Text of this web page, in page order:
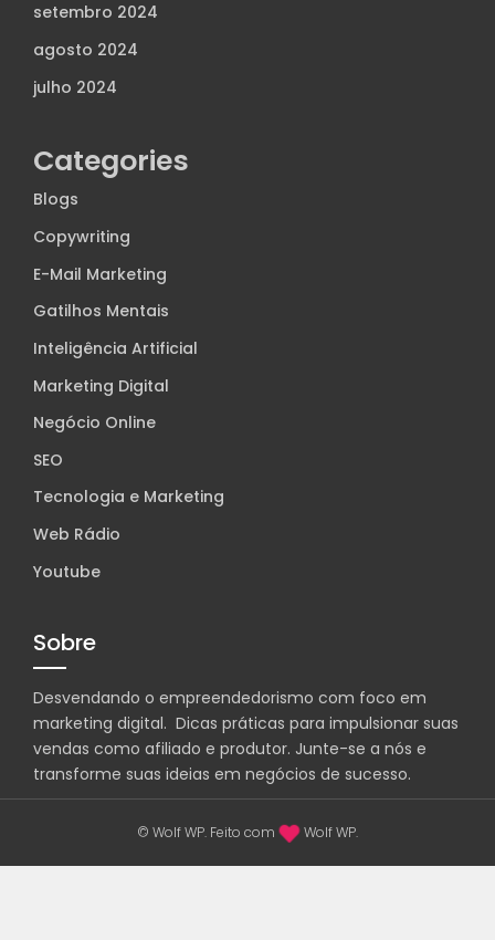
setembro 2024
agosto 2024
julho 2024
Categories
Blogs
Copywriting
E-Mail Marketing
Gatilhos Mentais
Inteligência Artificial
Marketing Digital
Negócio Online
SEO
Tecnologia e Marketing
Web Rádio
Youtube
Sobre
Desvendando o empreendedorismo com foco em
marketing digital. Dicas práticas para impulsionar suas
vendas como afiliado e produtor. Junte-se a nós e
transforme suas ideias em negócios de sucesso.
© Wolf WP. Feito com Wolf WP.